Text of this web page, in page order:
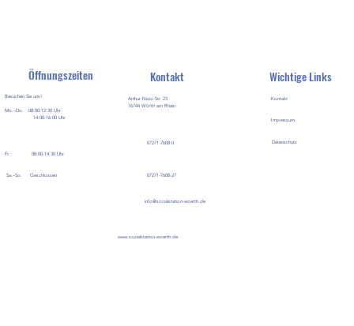
Öffnungszeiten
Besuchen Sie uns!
Mo.–Do. 08:00-12:30 Uhr
14:00-16:00 Uhr
Fr. 08:00-14:30 Uhr
Sa.–So. Geschlossen
Kontakt
Arthur-Nisio-Str. 23
76744 Wörth am Rhein
07271-7608-0
07271-7608-27
www.sozialstation-woerth.de
info@sozialstation-woerth.de
Wichtige Links
Kontakt
Datenschutz
Impressum